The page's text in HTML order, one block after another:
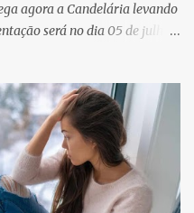
agora a Candelária levando
será no dia 05 de julho
ainda nem foi lançado
com a gente, show após
nos acompanha, desde os
e, poder seguir juntos
de Aparência’, é
Além de rodar várias regiões